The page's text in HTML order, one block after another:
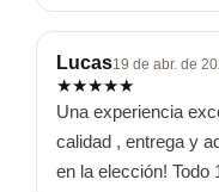
Lucas19 de abr. de
★★★★★
Una experiencia
calidad , entrega y
en la elección! Todo